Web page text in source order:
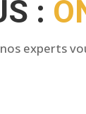
:
experts